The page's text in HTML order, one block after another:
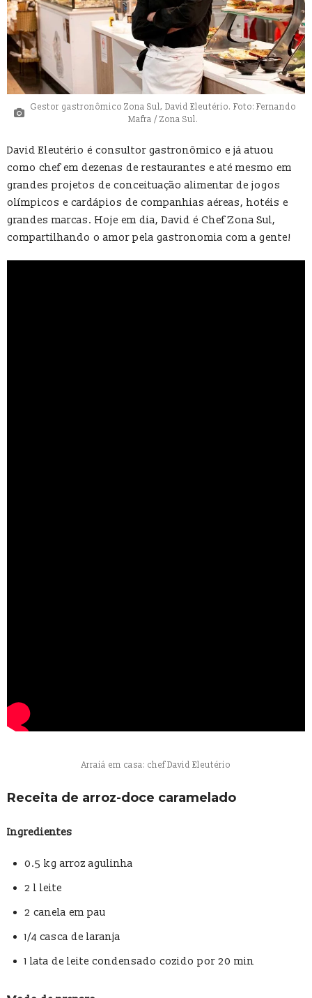
Gestor gastronômico Zona Sul, David Eleutério. Foto: Fernando
Mafra / Zona Sul.
David Eleutério é consultor gastronômico e já atuou
como chef em dezenas de restaurantes e até mesmo em
grandes projetos de conceituação alimentar de jogos
olímpicos e cardápios de companhias aéreas, hotéis e
grandes marcas. Hoje em dia, David é Chef Zona Sul,
compartilhando o amor pela gastronomia com a gente!
Arraiá em casa: chef David Eleutério
Receita de arroz-doce caramelado
Ingredientes
0.5 kg arroz agulinha
2 l leite
2 canela em pau
1/4 casca de laranja
1 lata de leite condensado cozido por 20 min